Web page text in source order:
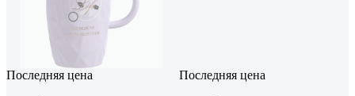
Последняя цена Последняя цена